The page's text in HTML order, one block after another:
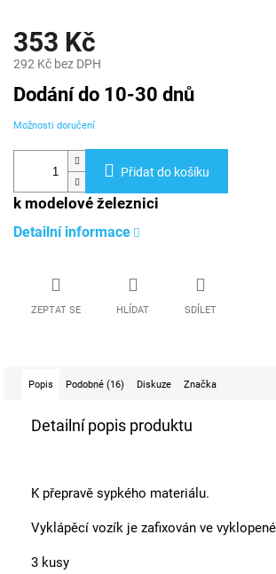
353 Kč
292 Kč bez DPH
Měrná
cena:
Dodání do 10-30 dnů
Možnosti doručení
Přidat do košíku
k modelové železnici
Detailní informace
ZEPTAT SE HLÍDAT SDÍLET
Popis Podobné (16) Diskuze Značka
Detailní popis produktu
K přepravě sypkého materiálu.
Vyklápěcí vozík je zafixován ve
3 kusy